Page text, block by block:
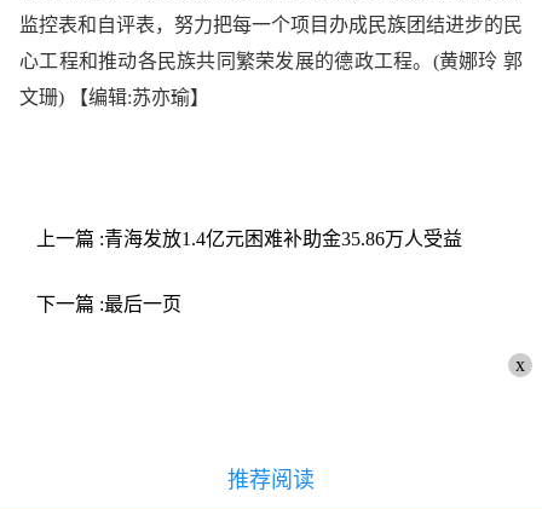
监控表和自评表，努力把每一个项目办成民族团结进步的民
心工程和推动各民族共同繁荣发展的德政工程。(黄娜玲 郭
文珊)
【编辑:苏亦瑜】
上一篇 :青海发放1.4亿元困难补助金35.86万人受益
下一篇 :最后一页
x
推荐阅读